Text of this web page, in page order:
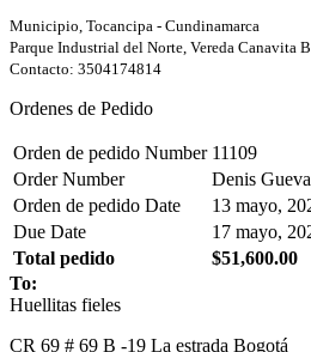
Municipio, Tocancipa - Cundinamarca
Parque Industrial del Norte, Vereda Canavita
Contacto: 3504174814
Ordenes de Pedido
Orden de pedido Number 11109
Order Number
Denis
Orden de pedido Date
13 mayo,
Due Date
17 mayo,
Total pedido
$51,600.00
To:
Huellitas fieles
CR 69 # 69 B -19 La estrada Bogotá